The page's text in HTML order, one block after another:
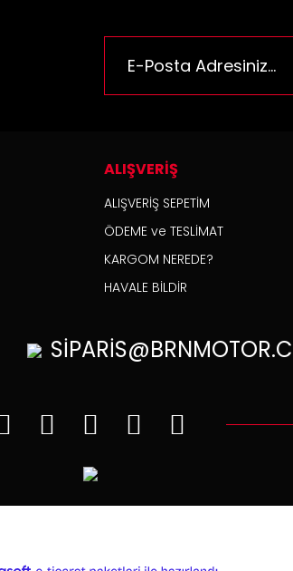
ALIŞVERİŞ
ALIŞVERİŞ SEPETİM
ÖDEME ve TESLİMAT
KARGOM NEREDE?
HAVALE BİLDİR